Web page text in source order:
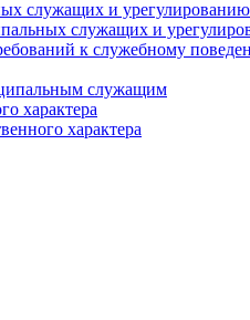
служащих и урегулированию
служащих и
к служебному
служащим
характера
характера